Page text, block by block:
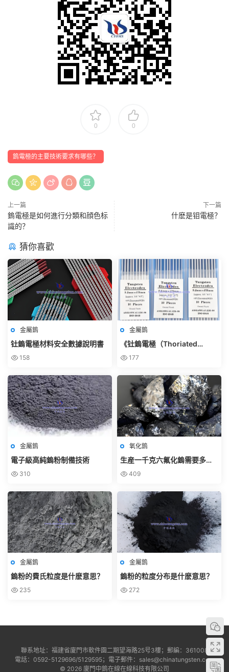
0 0
鎢電極的主要技術要求有哪些？
上一篇
鎢電極是如何進行分類和顔色标
識的？
下一篇
什麽是钼電極？
猜你喜歡
金屬鎢
钍鎢電極材料安全數據說明書
158
金屬鎢
《钍鎢電極（Thoriated
Tungsten Electrode）使用規
177
金屬鎢
電子級高純鎢粉制備技術
310
氧化鎢
生産一千克六氟化鎢需要多少
鎢粉？
409
金屬鎢
鎢粉的費氏粒度是什麽意思？
235
金屬鎢
鎢粉的粒度分布是什麽意思？
272
聯系地址：福建省廈門市軟件園二期望海路25号3樓；郵編：361008
電話：0592-5129696/5129595；電子郵件：sales@chinatungsten.com
© 2026 廈門中鎢在線在線科技有限公司